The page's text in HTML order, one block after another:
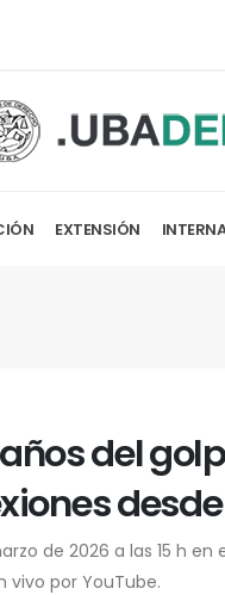
EXTENSIÓN
del
de 2026 a las 15 h en
vivo por YouTube.